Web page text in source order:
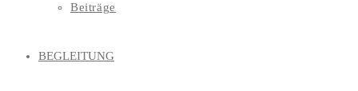
Beiträge
BEGLEITUNG